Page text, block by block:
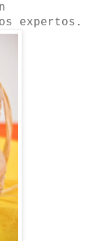
expertos.